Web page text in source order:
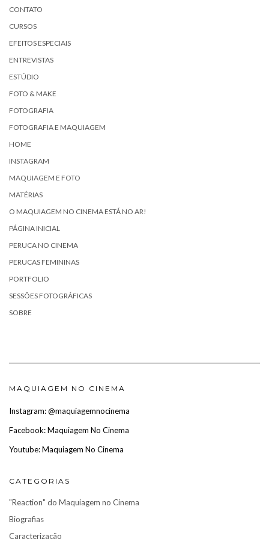
CONTATO
CURSOS
EFEITOS ESPECIAIS
ENTREVISTAS
ESTÚDIO
FOTO & MAKE
FOTOGRAFIA
FOTOGRAFIA E MAQUIAGEM
HOME
INSTAGRAM
MAQUIAGEM E FOTO
MATÉRIAS
O MAQUIAGEM NO CINEMA ESTÁ NO AR!
PÁGINA INICIAL
PERUCA NO CINEMA
PERUCAS FEMININAS
PORTFOLIO
SESSÕES FOTOGRÁFICAS
SOBRE
MAQUIAGEM NO CINEMA
Instagram: @maquiagemnocinema
Facebook: Maquiagem No Cinema
Youtube: Maquiagem No Cinema
CATEGORIAS
"Reaction" do Maquiagem no Cinema
Biografias
Caracterização